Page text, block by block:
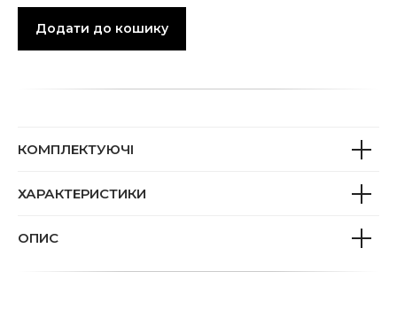
Додати до кошику
КОМПЛЕКТУЮЧІ
ХАРАКТЕРИСТИКИ
ОПИС